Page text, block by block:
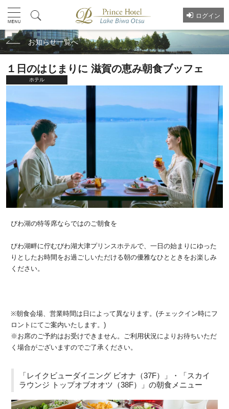
ログイン
お知らせ一覧へ
１日のはじまりに 滋賀の恵み朝食ブッフェ
ホテル
びわ湖の特等席ならではのご朝食を
びわ湖畔に佇むびわ湖大津プリンスホテルで、一日の始まりにゆった
りとしたお時間をお過ごしいただける朝の優雅なひとときをお楽しみ
ください。
※朝食会場、営業時間は日によって異なります。(チェックイン時にフ
ロントにてご案内いたします。)
※お席のご予約はお受けできません。ご利用状況によりお待ちいただ
く場合がございますのでご了承ください。
「レイクビューダイニング ビオナ（37F）」・「スカイ
ラウンジ トップオブオオツ（38F）」の朝食メニュー